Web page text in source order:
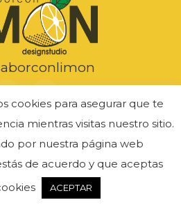
Studio 2025. Todos los derechos
Política de Privacidad
cookies para asegurar que te
mientras visitas nuestro sitio.
por nuestra página web
de acuerdo y que aceptas
ACEPTAR